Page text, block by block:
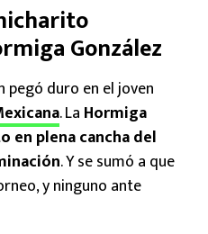
González
pegó duro en el joven
. La Hormiga
en plena cancha del
. Y se sumó a que
y ninguno ante